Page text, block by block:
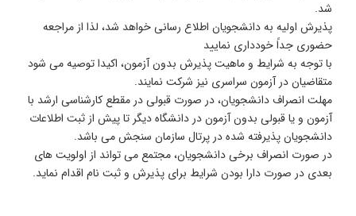
اولیه به دانشجویان اطلاع رسانی خواهد شد، لذا از مراجعه
جداً خودداری نمایید
توجه به شرایط و ماهیت پذیرش بدون آزمون، اکیدا توصیه می شود
در آزمون سراسری نیز شرکت نمایند.
انصراف دانشجویان، در صورت قبولی در مقطع کارشناسی ارشد با
و یا قبولی بدون آزمون در دانشگاه دیگر تا پیش از ثبت اطلاعات
پذیرفته شده در پرتال سازمان سنجش می باشد.
صورت انصراف برخی دانشجویان، مجتمع می تواند از اولویت های
در صورت دارا بودن شرایط برای پذیرش و ثبت نام اقدام نماید.